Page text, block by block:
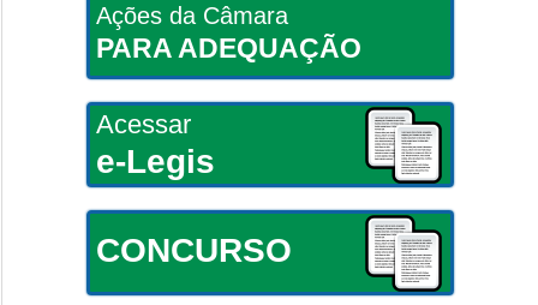
Ações da Câmara
PARA ADEQUAÇÃO
Acessar
e-Legis
CONCURSO